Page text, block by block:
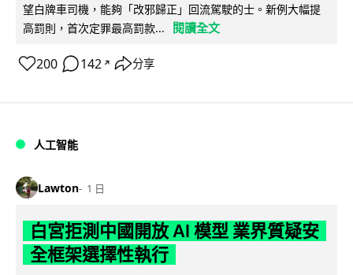
望白牌車司機，能夠「改邪歸正」回流駕駛的士。新例大幅提
高罰則，首次定罪最高罰款...
閱讀全文
200 142 ↗ 分享
人工智能
Lawton 1 日
白宮拒測中國開放 AI 模型 業界質疑安
全框架選擇性執行